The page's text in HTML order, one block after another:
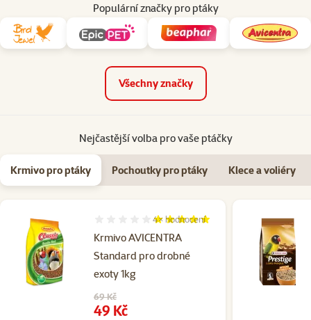
Populární značky pro ptáky
Všechny značky
Nejčastější volba pro vaše ptáčky
Krmivo pro ptáky Pochoutky pro ptáky Klece a voliéry
Krmivo AVICENTRA
Standard pro drobné
exoty 1kg
Hodnocení 100%, počet hodnocení: 4
4× hodnocení
Původní cena
69 Kč
Cena
49 Kč